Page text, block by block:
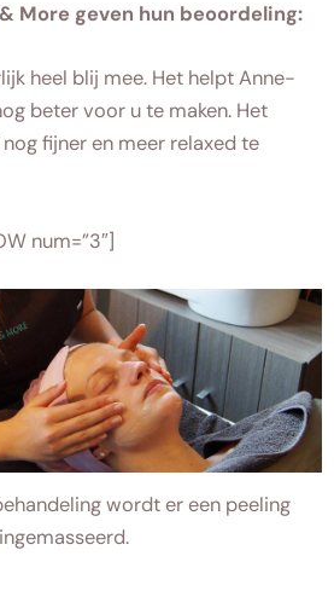
More geven hun beoordeling:
heel blij mee. Het helpt Anne-
beter voor u te maken. Het
fijner en meer relaxed te
num=”3″]
wordt er een peeling
ingemasseerd.